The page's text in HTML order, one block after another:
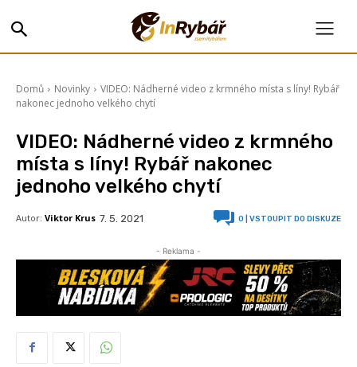
Domů Novinky
VIDEO: Nádherné video z krmného místa s líny! Rybář
nakonec jednoho velkého chytí
VIDEO: Nádherné video z krmného
místa s líny! Rybář nakonec
jednoho velkého chytí
Autor: Viktor Krus 7. 5. 2021 0 | VSTOUPIT DO DISKUZE
- Reklama -